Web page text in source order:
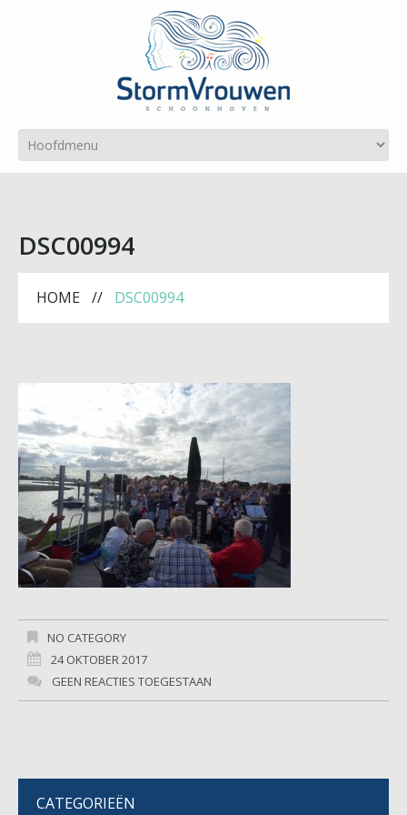
DSC00994
HOME DSC00994
NO CATEGORY
24 OKTOBER 2017
GEEN REACTIES TOEGESTAAN
CATEGORIEËN